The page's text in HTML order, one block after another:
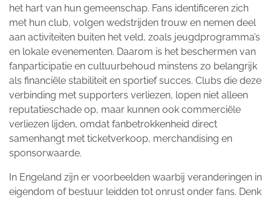
het hart van hun gemeenschap. Fans identificeren zich
met hun club, volgen wedstrijden trouw en nemen deel
aan activiteiten buiten het veld, zoals jeugdprogramma’s
en lokale evenementen. Daarom is het beschermen van
fanparticipatie en cultuurbehoud minstens zo belangrijk
als financiële stabiliteit en sportief succes. Clubs die deze
verbinding met supporters verliezen, lopen niet alleen
reputatieschade op, maar kunnen ook commerciële
verliezen lijden, omdat fanbetrokkenheid direct
samenhangt met ticketverkoop, merchandising en
sponsorwaarde.
In Engeland zijn er voorbeelden waarbij veranderingen in
eigendom of bestuur leidden tot onrust onder fans. Denk